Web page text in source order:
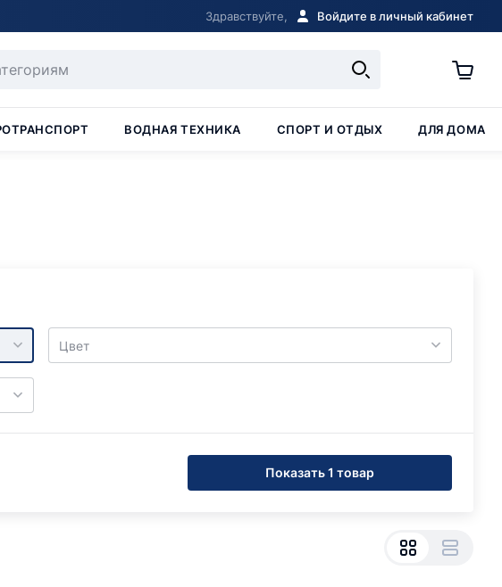
Здравствуйте, Войдите в личный кабинет
ВОДНАЯ ТЕХНИКА СПОРТ И ОТДЫХ ДЛЯ ДОМА
Цвет
Показать 1 товар